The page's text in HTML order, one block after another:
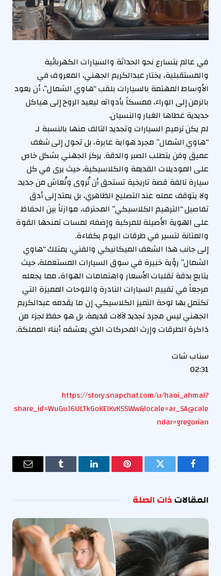
في عالم يتسارع نحو الحداثة والسيارات الكهربائية
والمستقبلية، يختار عبدالكريم الجهني، المعروف في
الأوساط المهتمة بالسيارات بلقب “هاوي الشمال”، أن يعود
بالزمن إلى الوراء، ممسكاً بأدواته ليعيد الروح إلى هياكل
حديدية غطاها الغبار والنسيان.
لم يكن ترميم السيارات وتجديد التالف منها بالنسبة لـ
“هاوي الشمال” مجرد هواية عابرة، بل تحول إلى شغف
عميق وفن يتطلب الصبر والدقة. يركز الجهني بشكل خاص
على الموديلات القديمة والكلاسيكية، حيث يرى في كل
سيارة تالفة قصة تاريخية تستحق أن تُروى وتُعاش من جديد.
ولا يتوقف عمله عند التصليح الظاهري، بل يمتد إلى أدق
تفاصيل “الترهيم الكلاسيكي” المحترف، موازناً بين الحفاظ
على الهوية الأصيلة للمركبة وإضفاء لمسات تمنحها القوة
والمتانة لتسير في طرقات اليوم بكفاءة.
إلى جانب هذا الشغف الميكانيكي والفني، يمتلك “هاوي
الشمال” رؤية خبيرة في سوق السيارات المستعملة، حيث
يتابع بدقة تقلبات الأسعار واهتمامات الهواة، مما يجعله
مرجعاً في تقييم السيارات النادرة واللوحات المميزة التي
تكتمل بها لوحة التميز الكلاسيكي. إن ما يقدمه عبدالكريم
الجهني ليس مجرد تجديد لآلات قديمة، بل هو حفظ لجزء من
ذاكرة الطرقات وإرث المحركات الذي يعشقه أبناء المملكة.
سناب شات
02:31
https://story.snapchat.com/u/haoi_ahmal?
share_id=WuGuJ6ULTkGoKElKvKSSWw&locale=ar_SA@cale
ndar=gregorian
فيسبوك تويتر بينتيريستلينكدإن Tumblr
البريد
المقالاتذات الصلة